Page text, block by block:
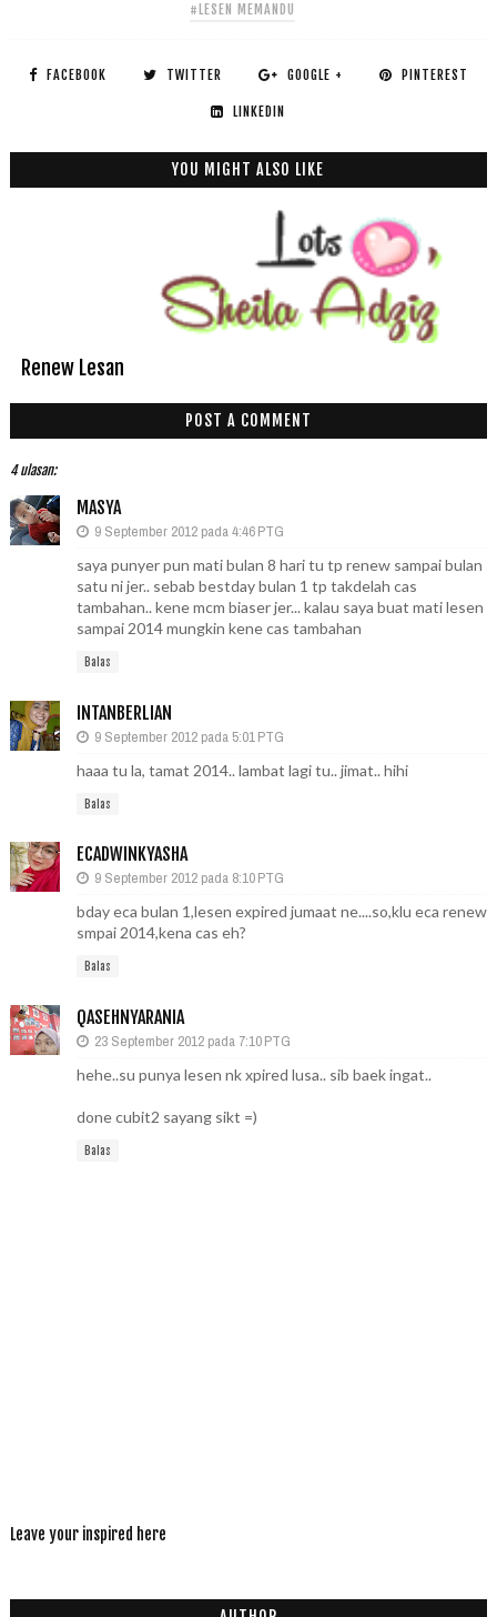
#LESEN MEMANDU
FACEBOOK TWITTER GOOGLE + PINTEREST
LINKEDIN
YOU MIGHT ALSO LIKE
Renew Lesan
POST A COMMENT
4 ulasan:
MASYA
9 September 2012 pada 4:46 PTG
saya punyer pun mati bulan 8 hari tu tp renew sampai bulan
satu ni jer.. sebab bestday bulan 1 tp takdelah cas
tambahan.. kene mcm biaser jer... kalau saya buat mati lesen
sampai 2014 mungkin kene cas tambahan
Balas
INTANBERLIAN
9 September 2012 pada 5:01 PTG
haaa tu la, tamat 2014.. lambat lagi tu.. jimat.. hihi
Balas
ECADWINKYASHA
9 September 2012 pada 8:10 PTG
bday eca bulan 1,lesen expired jumaat ne....so,klu eca renew
smpai 2014,kena cas eh?
Balas
QASEHNYARANIA
23 September 2012 pada 7:10 PTG
hehe..su punya lesen nk xpired lusa.. sib baek ingat..
done cubit2 sayang sikt =)
Balas
Leave your inspired here